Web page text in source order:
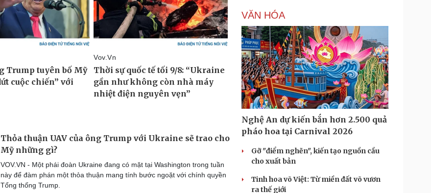
Thỏa thuận UAV của ông Trump với Ukraine sẽ trao cho
Mỹ những gì?
VOV.VN - Một phái đoàn Ukraine đang có mặt tại Washington trong tuần
này để đàm phán một thỏa thuận mang tính bước ngoặt với chính quyền
Tổng thống Trump.
VĂN HÓA
Nghệ An dự kiến bắn hơn 2.500 quả
pháo hoa tại Carnival 2026
Gỡ "điểm nghẽn", kiến tạo nguồn cầu
cho xuất bản
Tinh hoa võ Việt: Từ miền đất võ vươn
ra thế giới